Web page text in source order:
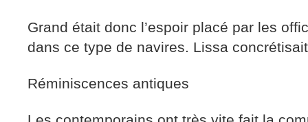
Grand était donc l’espoir placé par les
dans ce type de navires. Lissa
Réminiscences antiques